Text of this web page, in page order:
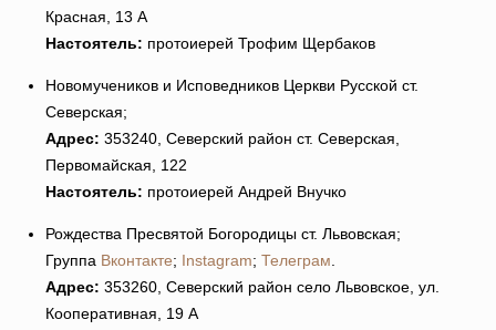
Красная, 13 А
Настоятель: протоиерей Трофим Щербаков
Новомучеников и Исповедников Церкви Русской ст.
Северская;
Адрес: 353240, Северский район ст. Северская,
Первомайская, 122
Настоятель: протоиерей Андрей Внучко
Рождества Пресвятой Богородицы ст. Львовская;
Группа Вконтакте; Instagram; Телеграм
Адрес: 353260, Северский район село Львовское, ул.
Кооперативная, 19 А